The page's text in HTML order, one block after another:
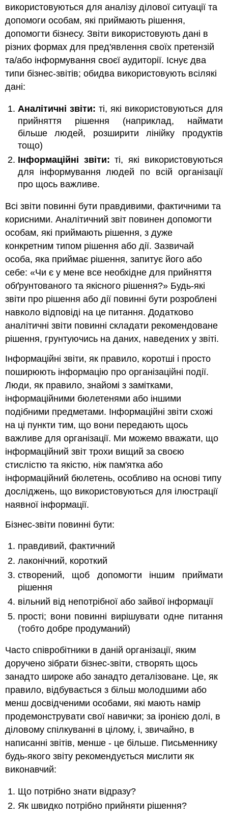
використовуються для аналізу ділової ситуації та
допомоги особам, які приймають рішення,
допомогти бізнесу. Звіти використовують дані в
різних формах для пред'явлення своїх претензій
та/або інформування своєї аудиторії. Існує два
типи бізнес-звітів; обидва використовують всілякі
дані:
Аналітичні звіти: ті, які використовуються для
прийняття рішення (наприклад, наймати
більше людей, розширити лінійку продуктів
тощо)
Інформаційні звіти: ті, які використовуються
для інформування людей по всій організації
про щось важливе.
Всі звіти повинні бути правдивими, фактичними та
корисними. Аналітичний звіт повинен допомогти
особам, які приймають рішення, з дуже
конкретним типом рішення або дії. Зазвичай
особа, яка приймає рішення, запитує його або
себе: «Чи є у мене все необхідне для прийняття
обґрунтованого та якісного рішення?» Будь-які
звіти про рішення або дії повинні бути розроблені
навколо відповіді на це питання. Додатково
аналітичні звіти повинні складати рекомендоване
рішення, грунтуючись на даних, наведених у звіті.
Інформаційні звіти, як правило, коротші і просто
поширюють інформацію про організаційні події.
Люди, як правило, знайомі з замітками,
інформаційними бюлетенями або іншими
подібними предметами. Інформаційні звіти схожі
на ці пункти тим, що вони передають щось
важливе для організації. Ми можемо вважати, що
інформаційний звіт трохи вищий за своєю
стислістю та якістю, ніж пам'ятка або
інформаційний бюлетень, особливо на основі типу
досліджень, що використовуються для ілюстрації
наявної інформації.
Бізнес-звіти повинні бути:
правдивий, фактичний
лаконічний, короткий
створений, щоб допомогти іншим приймати
рішення
вільний від непотрібної або зайвої інформації
прості; вони повинні вирішувати одне питання
(тобто добре продуманий)
Часто співробітники в даній організації, яким
доручено зібрати бізнес-звіти, створять щось
занадто широке або занадто деталізоване. Це, як
правило, відбувається з більш молодшими або
менш досвідченими особами, які мають намір
продемонструвати свої навички; за іронією долі, в
діловому спілкуванні в цілому, і, звичайно, в
написанні звітів, менше - це більше. Письменнику
будь-якого звіту рекомендується мислити як
виконавчий:
Що потрібно знати відразу?
Як швидко потрібно прийняти рішення?